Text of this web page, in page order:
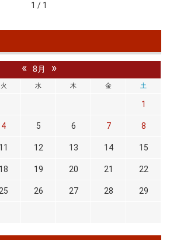
1 / 1
« 8月 »
火 水 木 金 土
1
4 5 6 7 8
11 12 13 14 15
18 19 20 21 22
26 27 28 29